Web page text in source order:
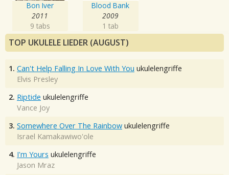
Bon Iver
2011
9 tabs
Blood Bank
2009
1 tab
TOP UKULELE LIEDER (AUGUST)
1. Can't Help Falling In Love With You ukulelengriffe
Elvis Presley
2. Riptide ukulelengriffe
Vance Joy
3. Somewhere Over The Rainbow ukulelengriffe
Israel Kamakawiwo'ole
4. I'm Yours ukulelengriffe
Jason Mraz